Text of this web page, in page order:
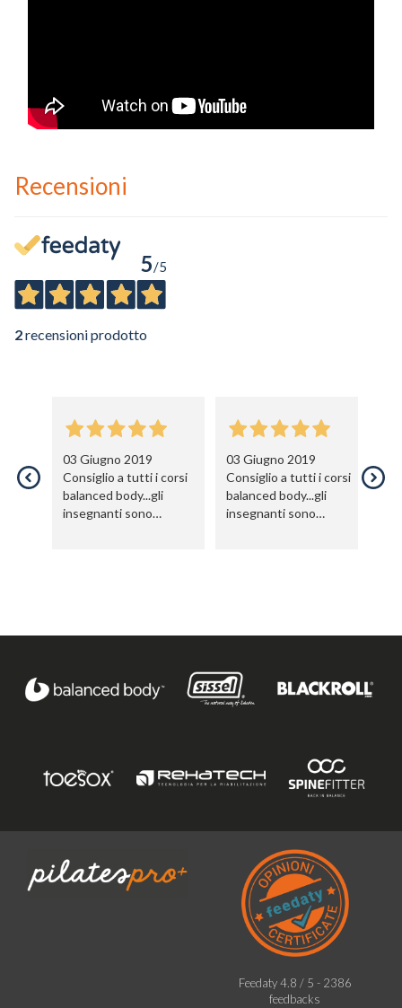
Recensioni
5/5
2recensioni prodotto
03 Giugno 2019
Consiglio a tutti i corsi
balanced body...gli
insegnanti sono
03 Giugno 2019
Consiglio a tutti i corsi
balanced body...gli
insegnanti sono
Feedaty4.8 / 5 - 2386
feedbacks